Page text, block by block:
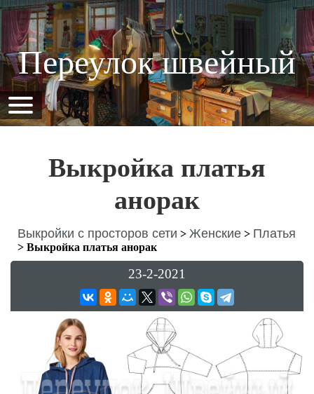
Переулок швейный
Выкройка платья
анорак
Выкройки с просторов сети > Женские > Платья
> Выкройка платья анорак
23-2-2021